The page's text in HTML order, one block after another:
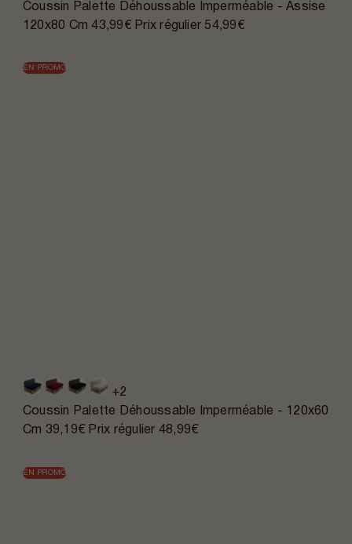
Coussin Palette Déhoussable Imperméable - Assise
120x80 Cm43,99€ Prix régulier 54,99€
EN PROMO
+2
Coussin Palette Déhoussable Imperméable - 120x60
Cm 39,19€ Prix régulier 48,99€
EN PROMO